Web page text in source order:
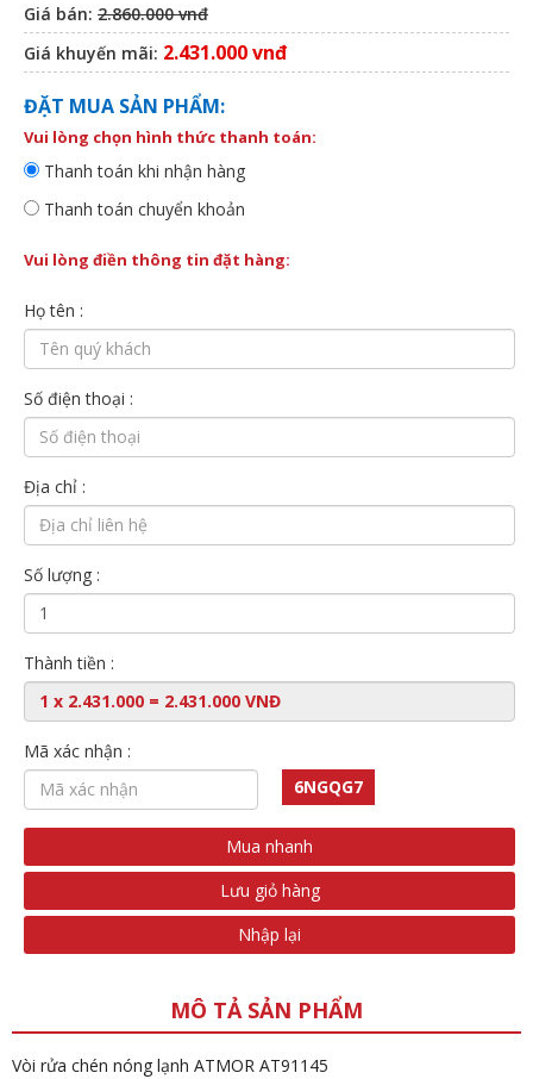
Giá bán: 2.860.000 vnđ
Giá khuyến mãi: 2.431.000 vnđ
ĐẶT MUA SẢN PHẨM:
Vui lòng chọn hình thức thanh toán:
Thanh toán khi nhận hàng
Thanh toán chuyển khoản
Vui lòng điền thông tin đặt hàng:
Họ tên :
Số điện thoại :
Địa chỉ :
Số lượng :
Thành tiền :
Mã xác nhận :
6NGQG7
Mua nhanh
Lưu giỏ hàng
Nhập lại
MÔ TẢ SẢN PHẨM
Vòi rửa chén nóng lạnh ATMOR AT91145